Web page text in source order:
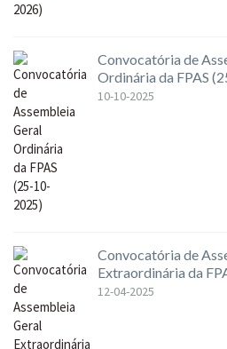
Convocatória de
Ordinária da FPAS
10-10-2025
Convocatória de
Extraordinária da
12-04-2025